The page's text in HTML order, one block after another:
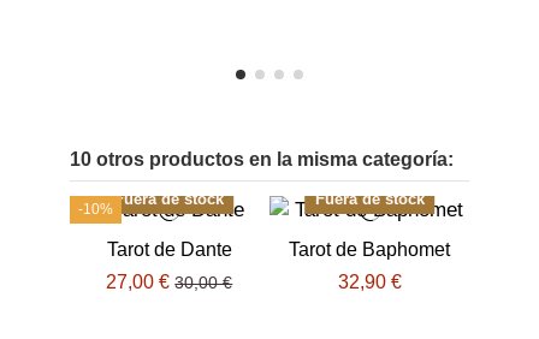
10 otros productos en la misma categoría:
-10%
Fuera de stock
Tarot de Dante
27,00 €30,00 €
Fuera de stock
Tarot de Baphomet
32,90 €